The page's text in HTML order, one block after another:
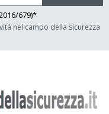
679)*
nel campo della sicurezza